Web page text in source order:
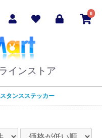
0
インストア
タンスステッカー